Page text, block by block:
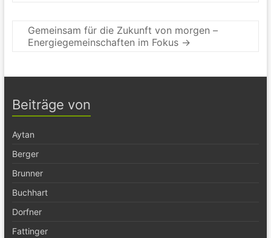
Gemeinsam für die Zukunft von morgen –
Energiegemeinschaften im Fokus →
Beiträge von
Aytan
Berger
Brunner
Buchhart
Dorfner
Fattinger